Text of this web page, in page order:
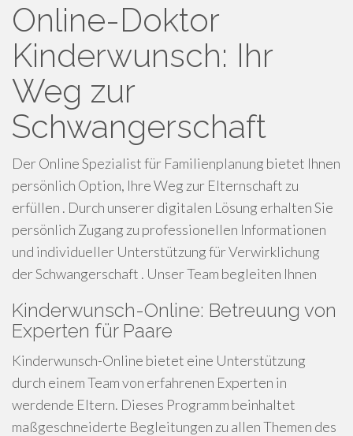
Online-Doktor
Kinderwunsch: Ihr
Weg zur
Schwangerschaft
Der Online Spezialist für Familienplanung bietet Ihnen
persönlich Option, Ihre Weg zur Elternschaft zu
erfüllen . Durch unserer digitalen Lösung erhalten Sie
persönlich Zugang zu professionellen Informationen
und individueller Unterstützung für Verwirklichung
der Schwangerschaft . Unser Team begleiten Ihnen
Kinderwunsch-Online: Betreuung von
Experten für Paare
Kinderwunsch-Online bietet eine Unterstützung
durch einem Team von erfahrenen Experten in
werdende Eltern. Dieses Programm beinhaltet
maßgeschneiderte Begleitungen zu allen Themen des